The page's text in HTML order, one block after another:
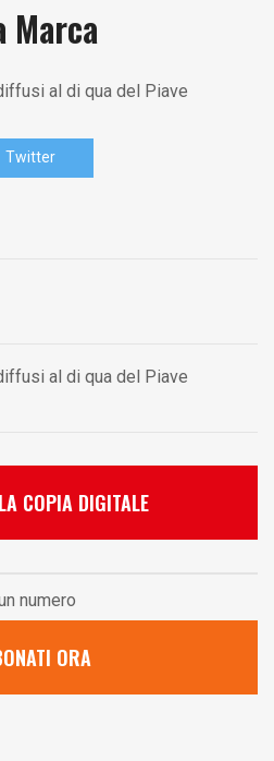
Marca
al di qua del Piave
Twitter
al di qua del Piave
COPIA DIGITALE
numero
ORA